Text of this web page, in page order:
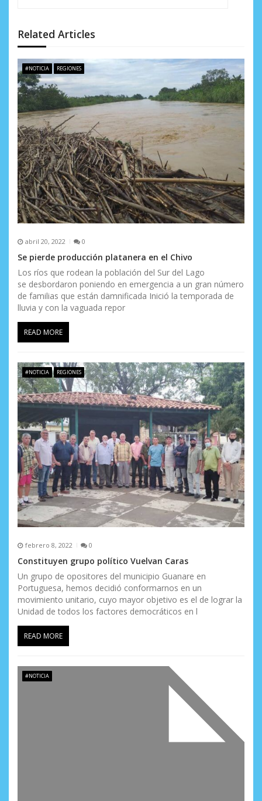
e
e
n
t
r
a
d
a
s
Related Articles
#NOTICIA REGIONES
abril 20, 2022 0
Se pierde producción platanera en el Chivo
Los ríos que rodean la población del Sur del Lago
se desbordaron poniendo en emergencia a un gran número
de familias que están damnificada Inició la temporada de
lluvia y con la vaguada repor
READ MORE
#NOTICIA REGIONES
febrero 8, 2022 0
Constituyen grupo político Vuelvan Caras
Un grupo de opositores del municipio Guanare en
Portuguesa, hemos decidió conformarnos en un
movimiento unitario, cuyo mayor objetivo es el de lograr la
Unidad de todos los factores democráticos en l
READ MORE
#NOTICIA